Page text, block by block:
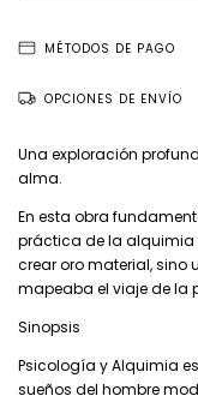
MÉTODOS DE PAGO
OPCIONES DE ENVÍO
Una exploración
alma.
En esta obra
práctica de la alquimia
crear oro material,
mapeaba el viaje de la
Sinopsis
Psicología y Alquimia
sueños del hombre